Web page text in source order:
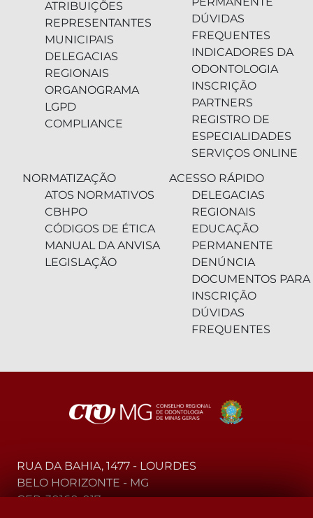
ATRIBUIÇÕES
REPRESENTANTES
MUNICIPAIS
DELEGACIAS
REGIONAIS
ORGANOGRAMA
LGPD
COMPLIANCE
DÚVIDAS
FREQUENTES
INDICADORES DA
ODONTOLOGIA
INSCRIÇÃO
PARTNERS
REGISTRO DE
ESPECIALIDADES
SERVIÇOS ONLINE
NORMATIZAÇÃO
ATOS NORMATIVOS
CBHPO
CÓDIGOS DE ÉTICA
MANUAL DA ANVISA
LEGISLAÇÃO
ACESSO RÁPIDO
DELEGACIAS
REGIONAIS
EDUCAÇÃO
PERMANENTE
DENÚNCIA
DOCUMENTOS PARA
INSCRIÇÃO
DÚVIDAS
FREQUENTES
RUA DA BAHIA, 1477 - LOURDES
BELO HORIZONTE - MG
CEP: 30160-017